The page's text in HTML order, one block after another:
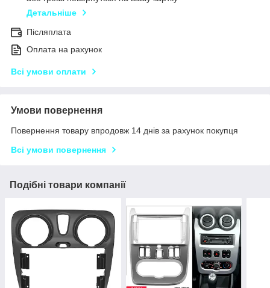
Детальніше
Післяплата
Оплата на рахунок
Всі умови оплати
Умови повернення
Повернення товару впродовж 14 днів за рахунок покупця
Всі умови повернення
Подібні товари компанії